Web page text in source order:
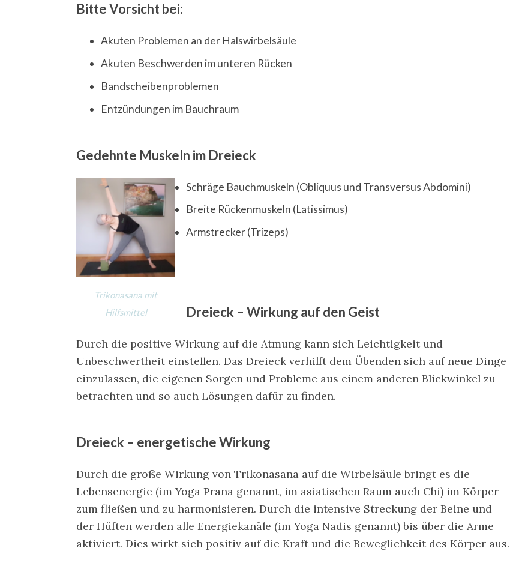
Bitte Vorsicht bei:
Akuten Problemen an der Halswirbelsäule
Akuten Beschwerden im unteren Rücken
Bandscheibenproblemen
Entzündungen im Bauchraum
Gedehnte Muskeln im Dreieck
Trikonasana mit
Hilfsmittel
Schräge Bauchmuskeln (Obliquus und Transversus Abdomini)
Breite Rückenmuskeln (Latissimus)
Armstrecker (Trizeps)
Dreieck – Wirkung auf den Geist
Durch die positive Wirkung auf die Atmung kann sich Leichtigkeit und
Unbeschwertheit einstellen. Das Dreieck verhilft dem Übenden sich auf neue Dinge
einzulassen, die eigenen Sorgen und Probleme aus einem anderen Blickwinkel zu
betrachten und so auch Lösungen dafür zu finden.
Dreieck – energetische Wirkung
Durch die große Wirkung von Trikonasana auf die Wirbelsäule bringt es die
Lebensenergie (im Yoga Prana genannt, im asiatischen Raum auch Chi) im Körper
zum fließen und zu harmonisieren. Durch die intensive Streckung der Beine und
der Hüften werden alle Energiekanäle (im Yoga Nadis genannt) bis über die Arme
aktiviert. Dies wirkt sich positiv auf die Kraft und die Beweglichkeit des Körper aus.